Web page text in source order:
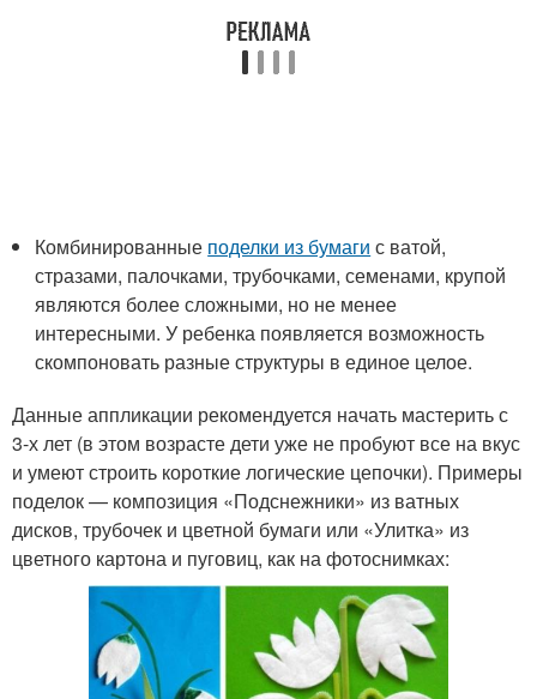
Комбинированные поделки из бумаги с ватой,
стразами, палочками, трубочками, семенами, крупой
являются более сложными, но не менее
интересными. У ребенка появляется возможность
скомпоновать разные структуры в единое целое.
Данные аппликации рекомендуется начать мастерить с
3-х лет (в этом возрасте дети уже не пробуют все на вкус
и умеют строить короткие логические цепочки). Примеры
поделок — композиция «Подснежники» из ватных
дисков, трубочек и цветной бумаги или «Улитка» из
цветного картона и пуговиц, как на фотоснимках: